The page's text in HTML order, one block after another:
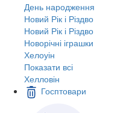
День народження
Новий Рік і Різдво
Новий Рік і Різдво
Новорічні іграшки
Хелоуін
Показати всі
Хелловін
Госптовари